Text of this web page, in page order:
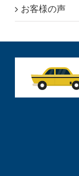
お客様の声